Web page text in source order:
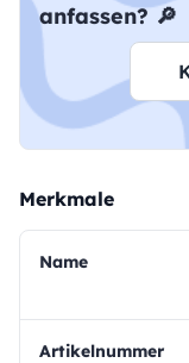
anfassen? 🔎
Merkmale
Name
Artikelnummer